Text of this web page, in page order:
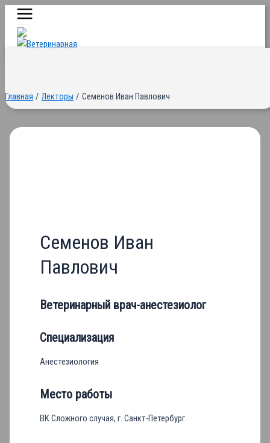
Перейти
содержимому
Main
Menu
Главная Лекторы Семенов Иван Павлович
Семенов Иван
Павлович
Ветеринарный врач-анестезиолог
Специализация
Анестезиология
Место работы
ВК Сложного случая, г. Санкт-Петербург.